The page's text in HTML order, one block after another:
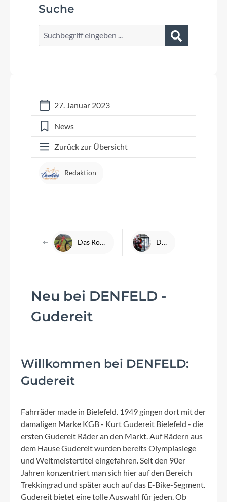
Suche
27. Januar 2023
News
Zurück zur Übersicht
Redaktion
Das Rotwild R.X735 und der Shimano EP800 - Jürgen stellt vor Danke für Ihre Treue
Neu bei DENFELD -
Gudereit
Willkommen bei DENFELD:
Gudereit
Fahrräder made in Bielefeld. 1949 gingen dort mit der
damaligen Marke KGB - Kurt Gudereit Bielefeld - die
ersten Gudereit Räder an den Markt. Auf Rädern aus
dem Hause Gudereit wurden bereits Olympiasiege
und Weltmeistertitel eingefahren. Seit den 90er
Jahren konzentriert man sich hier auf den Bereich
Trekkingrad und später auch auf das E-Bike-Segment.
Gudereit bietet eine tolle Auswahl für jeden. Ob